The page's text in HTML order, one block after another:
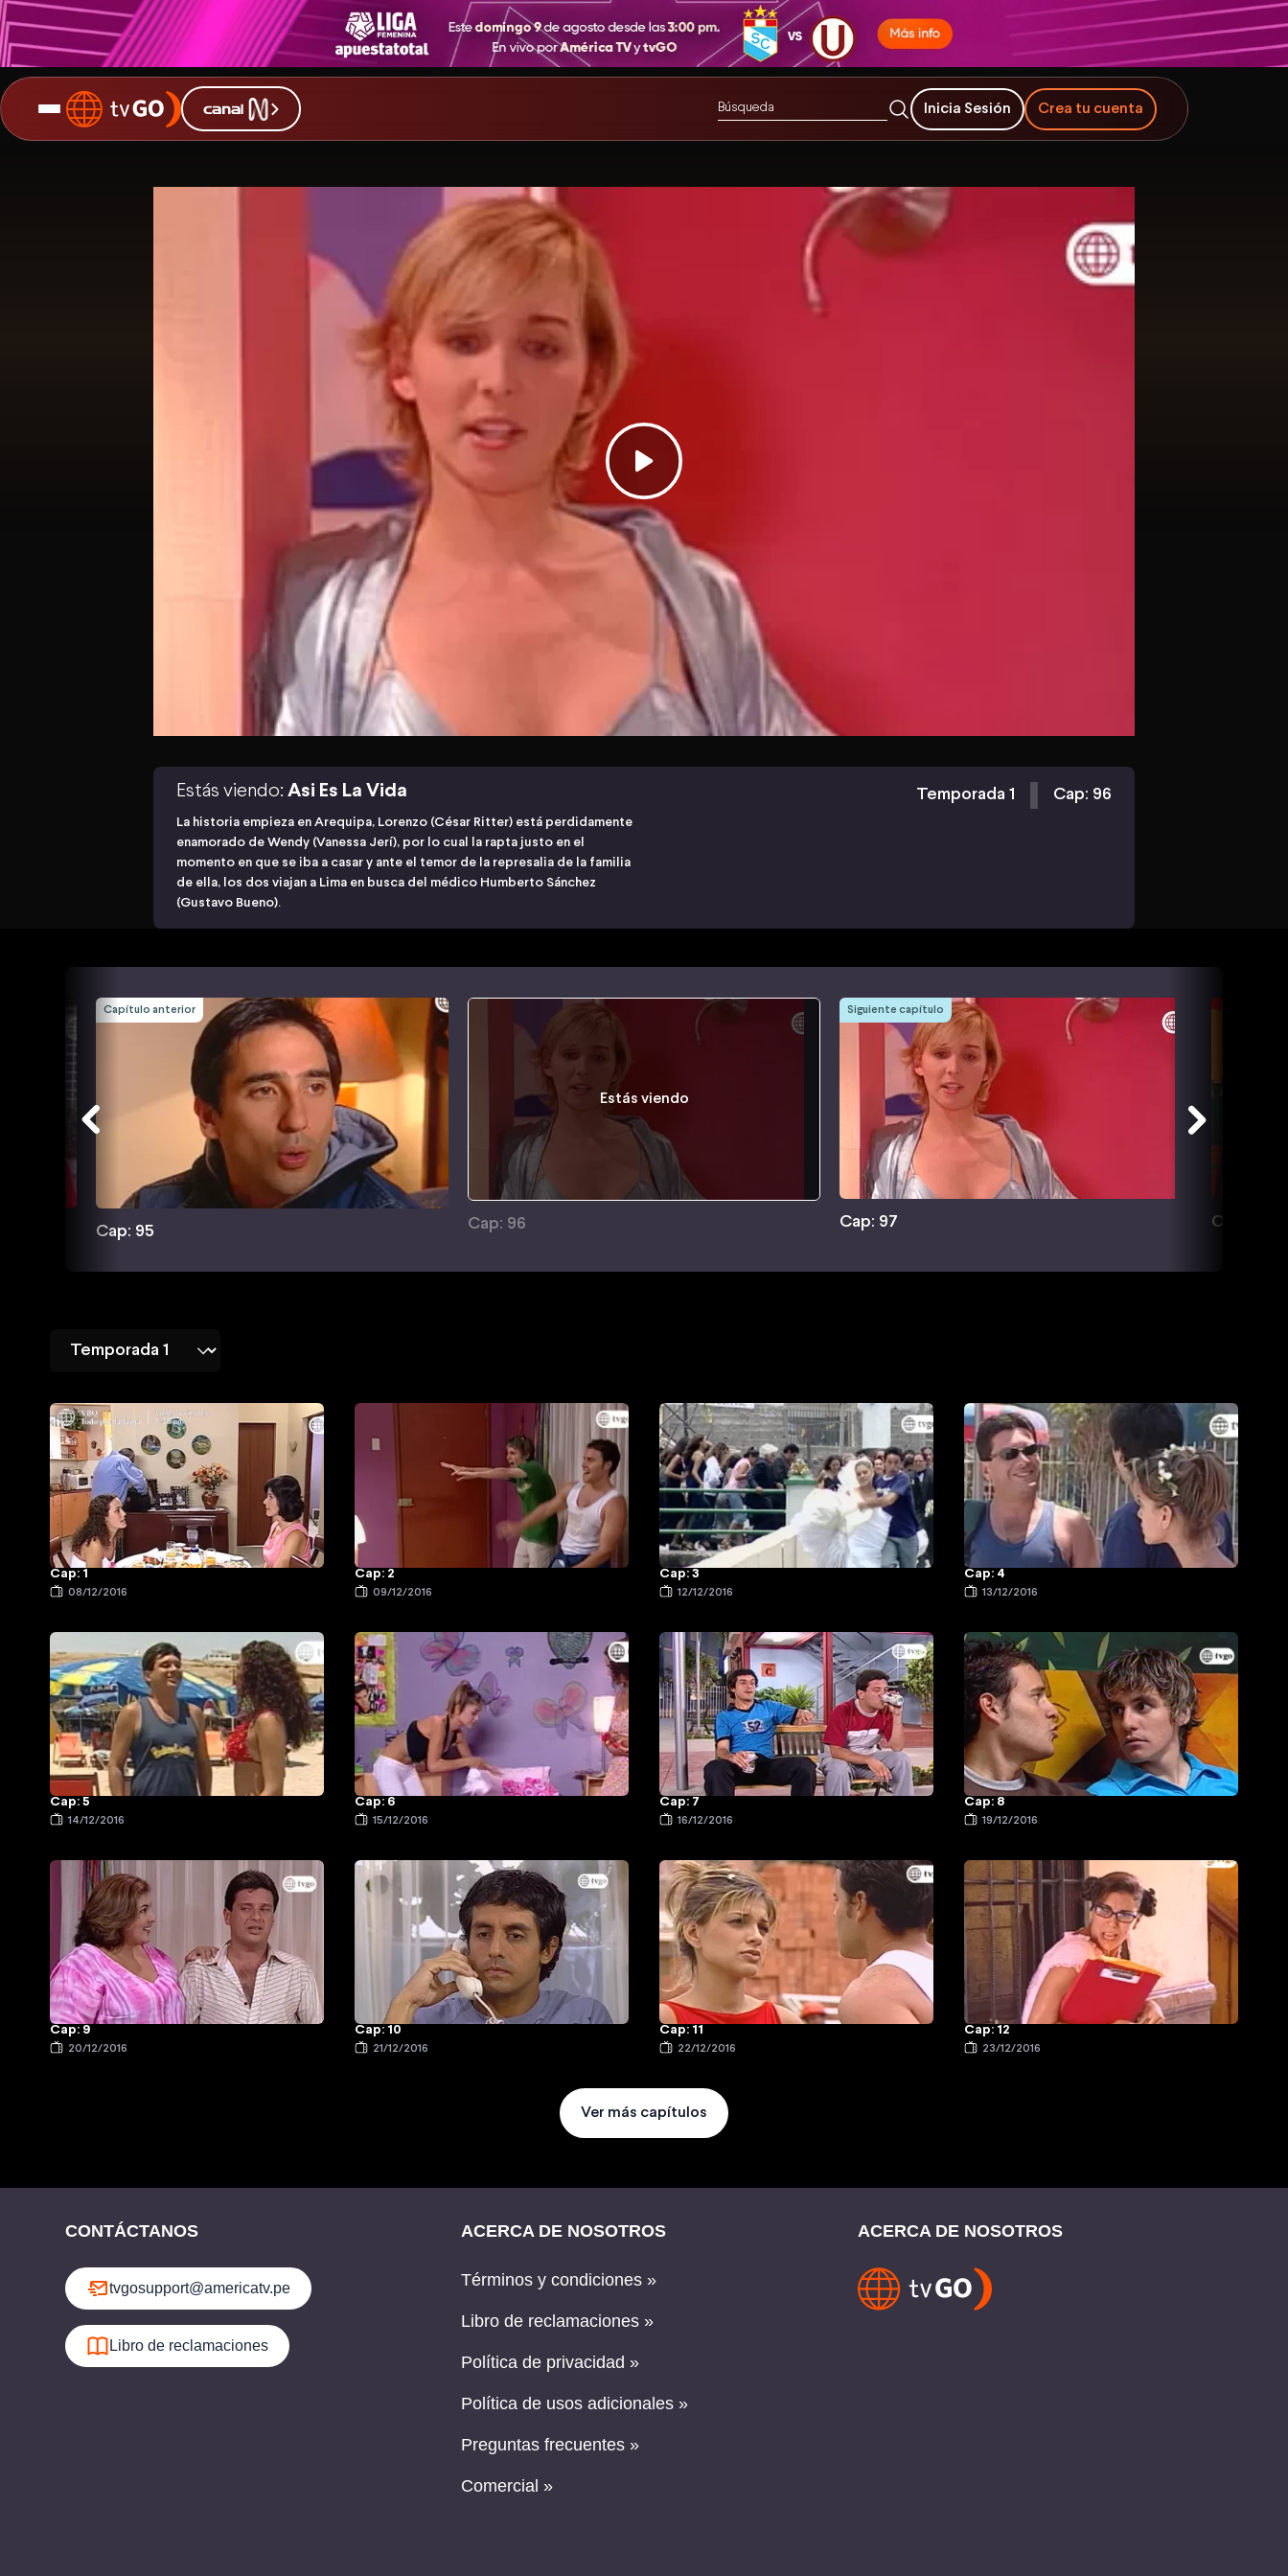
Inicia Sesión Crea tu cuenta
Estás viendo: Asi Es La Vida
La historia empieza en Arequipa, Lorenzo (César Ritter) está perdidamente
enamorado de Wendy (Vanessa Jerí), por lo cual la rapta justo en el
momento en que se iba a casar y ante el temor de la represalia de la familia
de ella, los dos viajan a Lima en busca del médico Humberto Sánchez
(Gustavo Bueno).
Temporada 1 Cap: 96
Capítulo anterior
Cap: 95
Estás viendo
Cap: 96
Siguiente capítulo
Cap: 97 Cap: 98
Cap: 1
08/12/2016
Cap: 2
09/12/2016
Cap: 3
12/12/2016
Cap: 4
13/12/2016
Cap: 5
14/12/2016
Cap: 6
15/12/2016
Cap: 7
16/12/2016
Cap: 8
19/12/2016
Cap: 9
20/12/2016
Cap: 10
21/12/2016
Cap: 11
22/12/2016
Cap: 12
23/12/2016
Ver más capítulos
CONTÁCTANOS
tvgosupport@americatv.pe
Libro de reclamaciones
ACERCA DE NOSOTROS
Términos y condiciones »
Libro de reclamaciones »
Política de privacidad »
Política de usos adicionales »
Preguntas frecuentes »
Comercial »
ACERCA DE NOSOTROS